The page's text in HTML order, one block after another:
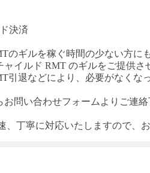
決済
のギルを稼ぐ時間の少ない方にも
ャイルド RMT のギルをご提供さ
引退などにより、必要がなくな
問い合わせフォームよりご連絡
、丁寧に対応いたしますので、